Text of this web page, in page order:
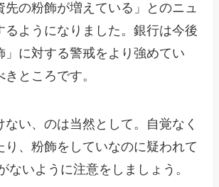
先の粉飾が増えている」とのニュ
るようになりました。銀行は今後
」に対する警戒をより強めてい
ところです。
ない、のは当然として。自覚なく
り、粉飾をしていなのに疑われて
ないように注意をしましょう。